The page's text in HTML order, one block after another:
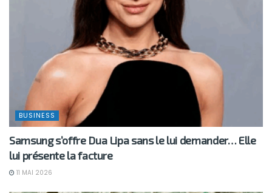
BUSINESS
Samsung s’offre Dua Lipa sans le lui demander… Elle
lui présente la facture
11 MAI 2026